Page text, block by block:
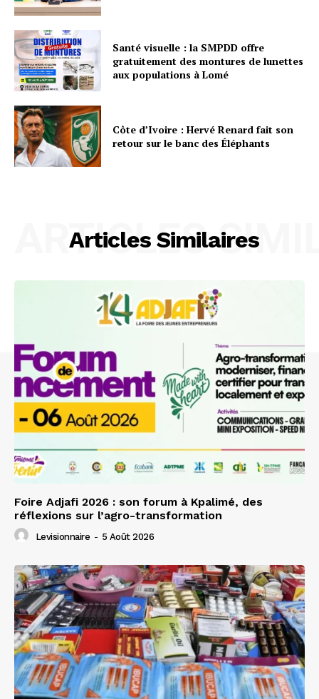
Santé visuelle : la SMPDD offre
gratuitement des montures de lunettes
aux populations à Lomé
Côte d’Ivoire : Hervé Renard fait son
retour sur le banc des Éléphants
Articles Similaires
ARTICLES
Foire Adjafi 2026 : son forum à Kpalimé, des
réflexions sur l’agro-transformation
Levisionnaire - 5 Août 2026